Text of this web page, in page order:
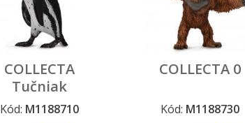
COLLECTA
Tučniak
Kód: M1188710
COLLECTA 0
Kód: M1188730